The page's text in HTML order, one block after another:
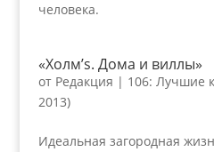
человека.
«Холм’s. Дома и виллы»
от Редакция | 106: Лучшие
2013)
Идеальная загородная